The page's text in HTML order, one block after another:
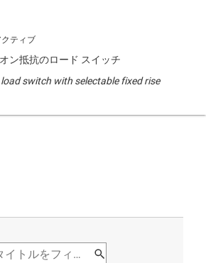
ン抵抗のロード スイッチ
switch with selectable fixed rise